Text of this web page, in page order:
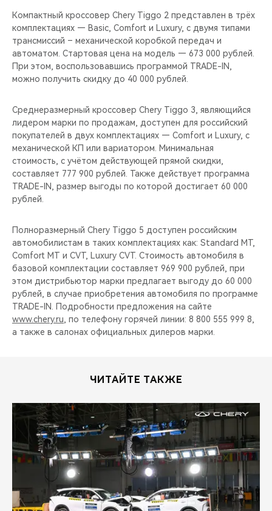
Компактный кроссовер Сhery Tiggo 2 представлен в трёх
комплектациях — Basic, Comfort и Luxury, с двумя типами
трансмиссий – механической коробкой передач и
автоматом. Стартовая цена на модель — 673 000 рублей.
При этом, воспользовавшись программой TRADE-IN,
можно получить скидку до 40 000 рублей.
Среднеразмерный кроссовер Chery Tiggo 3, являющийся
лидером марки по продажам, доступен для российский
покупателей в двух комплектациях — Comfort и Luxury, с
механической КП или вариатором. Минимальная
стоимость, с учётом действующей прямой скидки,
составляет 777 900 рублей. Также действует программа
TRADE-IN, размер выгоды по которой достигает 60 000
рублей.
Полноразмерный Chery Tiggo 5 доступен российским
автомобилистам в таких комплектациях как: Standard MT,
Comfort MT и CVT, Luxury CVT. Стоимость автомобиля в
базовой комплектации составляет 969 900 рублей, при
этом дистрибьютор марки предлагает выгоду до 60 000
рублей, в случае приобретения автомобиля по программе
TRADE-IN. Подробности предложения на сайте
www.chery.ru , по телефону горячей линии: 8 800 555 999 8,
а также в салонах официальных дилеров марки.
ЧИТАЙТЕ ТАКЖЕ